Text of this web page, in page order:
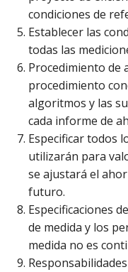
condiciones de
Establecer las
todas las
Procedimiento de
procedimiento
algoritmos y las
cada informe de
Especificar todos
utilizarán para
se ajustará el
futuro.
Especificaciones
de medida y los
medida no es